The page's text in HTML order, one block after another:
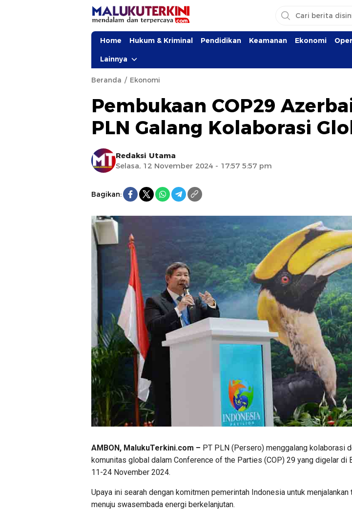
Home Hukum & Kriminal Pendidikan Keamanan Ekonomi
Lainnya
Beranda Ekonomi
Pembukaan COP29
PLN Galang Kolaborasi
Redaksi Utama
Selasa, 12 November 2024 - 17:57 5:57 pm
Bagikan:
AMBON, MalukuTerkini.com – PT PLN (Persero) menggalang kolaborasi
komunitas global dalam Conference of the Parties (COP) 29 yang digelar di
11-24 November 2024.
Upaya ini searah dengan komitmen pemerintah Indonesia untuk
menuju swasembada energi berkelanjutan.